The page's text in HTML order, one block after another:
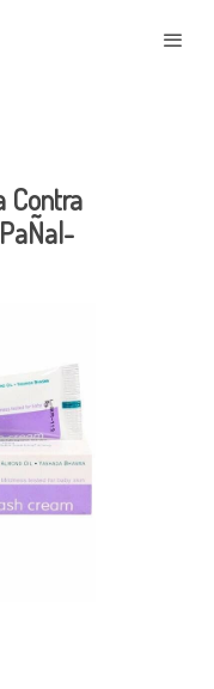
Contra